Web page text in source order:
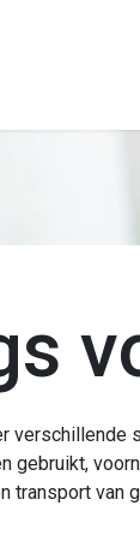
gebruikt,
transport